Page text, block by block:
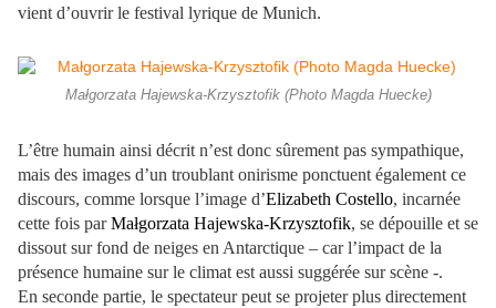
vient d’ouvrir le festival lyrique de Munich.
Małgorzata Hajewska-Krzysztofik (Photo Magda Huecke)
L’être humain ainsi décrit n’est donc sûrement pas sympathique,
mais des images d’un troublant onirisme ponctuent également ce
discours, comme lorsque l’image d’Elizabeth Costello, incarnée
cette fois parMałgorzata Hajewska-Krzysztofik, se dépouille et se
dissout sur fond de neiges en Antarctique – car l’impact de la
présence humaine sur le climat est aussi suggérée sur scène -.
En seconde partie, le spectateur peut se projeter plus directement